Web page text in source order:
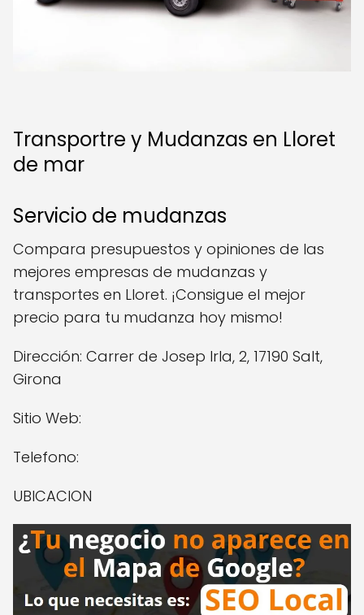
Transportre y Mudanzas en Lloret
de mar
Servicio de mudanzas
Compara presupuestos y opiniones de las
mejores empresas de mudanzas y
transportes en Lloret. ¡Consigue el mejor
precio para tu mudanza hoy mismo!
Dirección: Carrer de Josep Irla, 2, 17190 Salt,
Girona
Sitio Web:
Telefono:
UBICACION